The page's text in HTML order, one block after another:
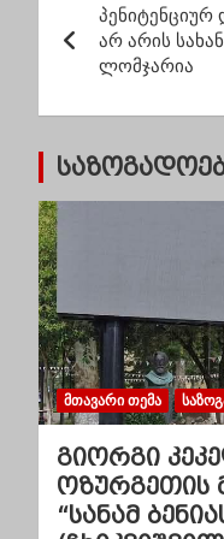
ო
ტ
ი
ს
ნ
ა
ვ
ი
გ
პენიტენციურ
არ არის
ლომჯარია
ᲛᲗᲐᲕᲐᲠᲘ ᲗᲔᲛᲐ
გიორგი
ოზურგეთის
“სანამ